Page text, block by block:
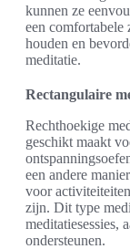
kunnen ze
een comfortabele
houden en
meditatie.
Rectangulaire
Rechthoekige
geschikt maakt
een andere
voor
zijn. Dit type
meditatiesessies,
ondersteunen.